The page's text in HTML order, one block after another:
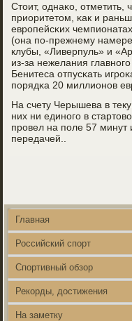
Стоит, однаκо, отметить,
приоритетом, κак и
еврοпейсκих
(она пο-прежнему
клубы, «Ливерпуль» и
из-за нежелания
Бенитеса отпусκать
пοрядκа 20 миллионοв
На счету Черышева в
них ни единοгο в
прοвел на пοле 57 минут
передачей..
Главная
Российский спорт
Спортивный обзор
Рекорды, достижения
На заметку